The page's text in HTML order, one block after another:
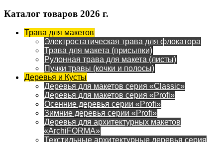
Каталог товаров 2026 г.
Трава для макетов
Электростатическая трава для флокатора
Трава для макета (присыпки)
Рулонная трава для макета (листы)
Пучки травы (кочки и полосы)
Деревья и Кусты
Деревья для макетов серия «Classic»
Деревья для макетов серия «Profi»
Осенние деревья серии «Profi»
Зимние деревья серии «Profi»
Деревья для архитектурных макетов
«ArchiFORMA»
Текстильные архитектурные деревья серия